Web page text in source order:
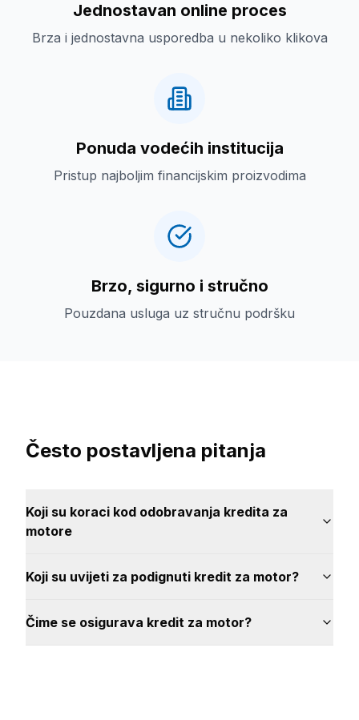
Jednostavan online proces
Brza i jednostavna usporedba u nekoliko klikova
Ponuda vodećih institucija
Pristup najboljim financijskim proizvodima
Brzo, sigurno i stručno
Pouzdana usluga uz stručnu podršku
Često postavljena pitanja
Koji su koraci kod odobravanja kredita za
motore
Koji su uvijeti za podignuti kredit za motor?
Čime se osigurava kredit za motor?